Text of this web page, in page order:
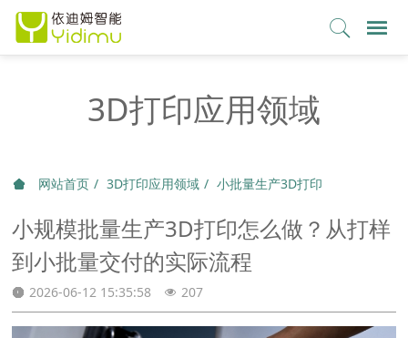
3D打印应用领域
网站首页 3D打印应用领域 小批量生产3D打印
小规模批量生产3D打印怎么做？从打样
到小批量交付的实际流程
2026-06-12 15:35:58 207